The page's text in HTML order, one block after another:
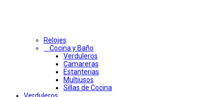
Relojes
Cocina y Baño
Verduleros
Camareras
Estanterias
Multiusos
Sillas de Cocina